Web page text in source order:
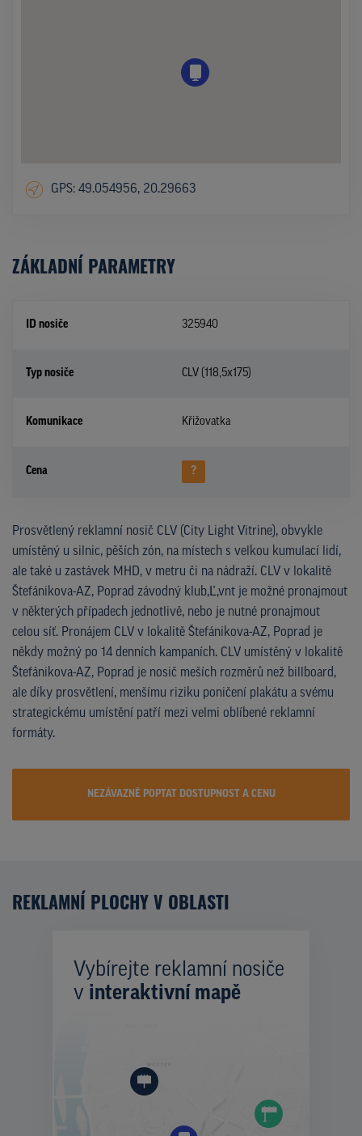
GPS: 49.054956, 20.29663
ZÁKLADNÍ PARAMETRY
ID nosiče 325940
Typ nosiče CLV (118,5x175)
Komunikace Křižovatka
Cena ?
Prosvětlený reklamní nosič CLV (City Light Vitrine), obvykle
umístěný u silnic, pěších zón, na místech s velkou kumulací lidí,
ale také u zastávek MHD, v metru či na nádraží. CLV v lokalitě
Štefánikova-AZ, Poprad závodný klub,Ľ,vnt je možné pronajmout
v některých případech jednotlivě, nebo je nutné pronajmout
celou síť. Pronájem CLV v lokalitě Štefánikova-AZ, Poprad je
někdy možný po 14 denních kampaních. CLV umístěný v lokalitě
Štefánikova-AZ, Poprad je nosič meších rozměrů než billboard,
ale díky prosvětlení, menšímu riziku poničení plakátu a svému
strategickému umístění patří mezi velmi oblíbené reklamní
formáty.
NEZÁVAZNĚ POPTAT DOSTUPNOST A CENU
REKLAMNÍ PLOCHY V OBLASTI
Vybírejte reklamní nosiče
v interaktivní mapě